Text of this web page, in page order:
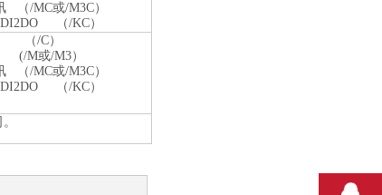
（/MC或/M3C）
（/KC）
（/C）
(/M或/M3）
（/MC或/M3C）
（/KC）